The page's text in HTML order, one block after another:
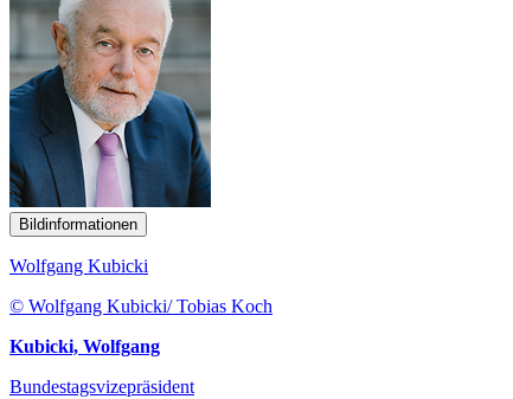
Bildinformationen
Wolfgang Kubicki
© Wolfgang Kubicki/ Tobias Koch
Kubicki, Wolfgang
Bundestagsvizepräsident